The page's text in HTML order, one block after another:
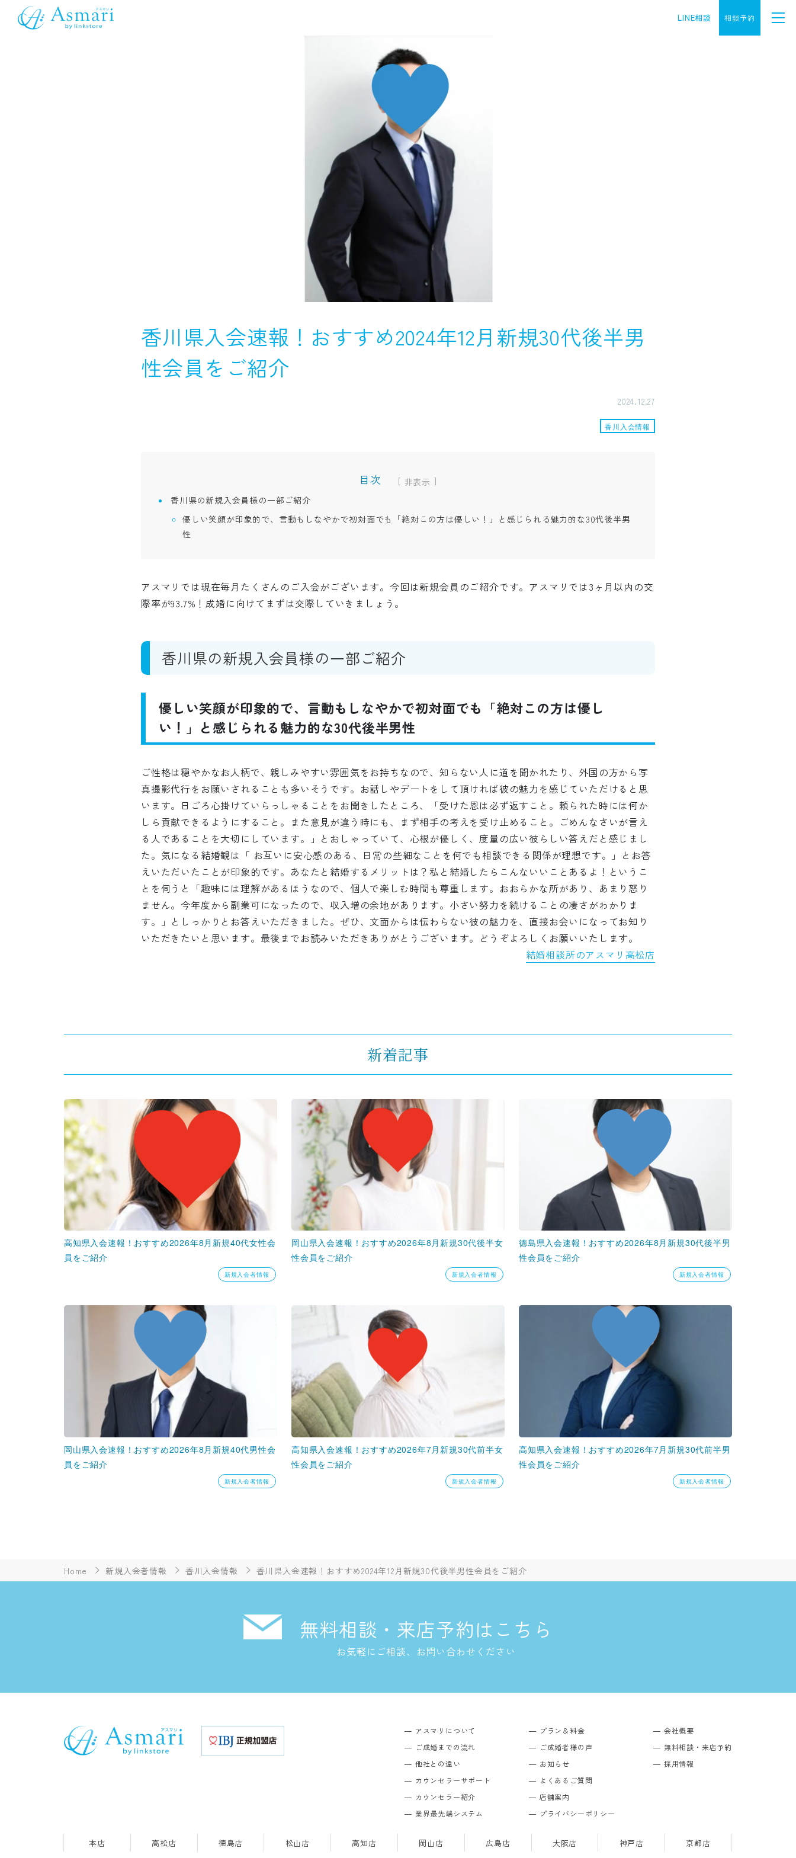
LINE相談 相談予約
香川県入会速報！おすすめ2024年12月新規30代後半男
性会員をご紹介
2024.12.27
香川入会情報
目次 [
]
香川県の新規入会員様の一部ご紹介
優しい笑顔が印象的で、言動もしなやかで初対面でも「絶対この方は優しい！」と感じられる魅力的な30代後半男
性
アスマリでは現在毎月たくさんのご入会がございます。今回は新規会員のご紹介です。アスマリでは3ヶ月以内の交
際率が93.7%！成婚に向けてまずは交際していきましょう。
香川県の新規入会員様の一部ご紹介
優しい笑顔が印象的で、言動もしなやかで初対面でも「絶対この方は優し
い！」と感じられる魅力的な30代後半男性
ご性格は穏やかなお人柄で、親しみやすい雰囲気をお持ちなので、知らない人に道を聞かれたり、外国の方から写
真撮影代行をお願いされることも多いそうです。お話しやデートをして頂ければ彼の魅力を感じていただけると思
います。日ごろ心掛けていらっしゃることをお聞きしたところ、「受けた恩は必ず返すこと。頼られた時には何か
しら貢献できるようにすること。また意見が違う時にも、まず相手の考えを受け止めること。ごめんなさいが言え
る人であることを大切にしています。」とおしゃっていて、心根が優しく、度量の広い彼らしい答えだと感じまし
た。気になる結婚観は「 お互いに安心感のある、日常の些細なことを何でも相談できる関係が理想です。」とお答
えいただいたことが印象的です。あなたと結婚するメリットは？私と結婚したらこんないいことあるよ！というこ
とを伺うと「趣味には理解があるほうなので、個人で楽しむ時間も尊重します。おおらかな所があり、あまり怒り
ません。今年度から副業可になったので、収入増の余地があります。小さい努力を続けることの凄さがわかりま
す。」としっかりとお答えいただきました。ぜひ、文面からは伝わらない彼の魅力を、直接お会いになってお知り
いただきたいと思います。最後までお読みいただきありがとうございます。どうぞよろしくお願いいたします。
結婚相談所のアスマリ高松店
新着記事
高知県入会速報！おすすめ2026年8月新規40代女性会
員をご紹介
新規入会者情報
岡山県入会速報！おすすめ2026年8月新規30代後半女
性会員をご紹介
新規入会者情報
徳島県入会速報！おすすめ2026年8月新規30代後半男
性会員をご紹介
新規入会者情報
岡山県入会速報！おすすめ2026年8月新規40代男性会
員をご紹介
新規入会者情報
高知県入会速報！おすすめ2026年7月新規30代前半女
性会員をご紹介
新規入会者情報
高知県入会速報！おすすめ2026年7月新規30代前半男
性会員をご紹介
新規入会者情報
Home 新規入会者情報 香川入会情報 香川県入会速報！おすすめ2024年12月新規30代後半男性会員をご紹介
無料相談・来店予約はこちら
お気軽にご相談、お問い合わせください
アスマリについて
ご成婚までの流れ
他社との違い
カウンセラーサポート
カウンセラー紹介
業界最先端システム
プラン＆料金
ご成婚者様の声
お知らせ
よくあるご質問
店舗案内
プライバシーポリシー
会社概要
無料相談・来店予約
採用情報
本店 高松店 徳島店 松山店 高知店 岡山店 広島店 大阪店 神戸店 京都店